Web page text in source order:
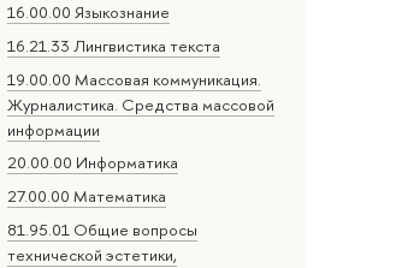
16.00.00 Языкознание
16.21.33 Лингвистика текста
19.00.00 Массовая коммуникация.
Журналистика. Средства массовой
информации
20.00.00 Информатика
27.00.00 Математика
81.95.01 Общие вопросы
технической эстетики,